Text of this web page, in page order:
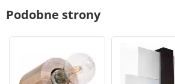
Podobne strony